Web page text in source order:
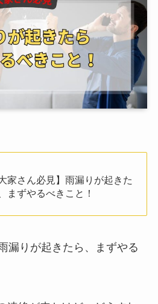
大家さん必見】雨漏りが起きた
まずやるべきこと！
漏りが起きたら、まずやる